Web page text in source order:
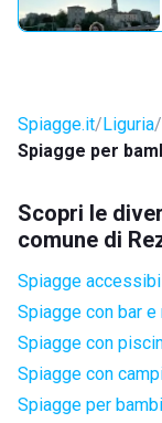
Spiagge.it Liguria
Spiagge per
Scopri le
comune di
Spiagge
Spiagge con bar
Spiagge con
Spiagge con
Spiagge per